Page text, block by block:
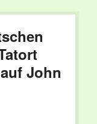
John